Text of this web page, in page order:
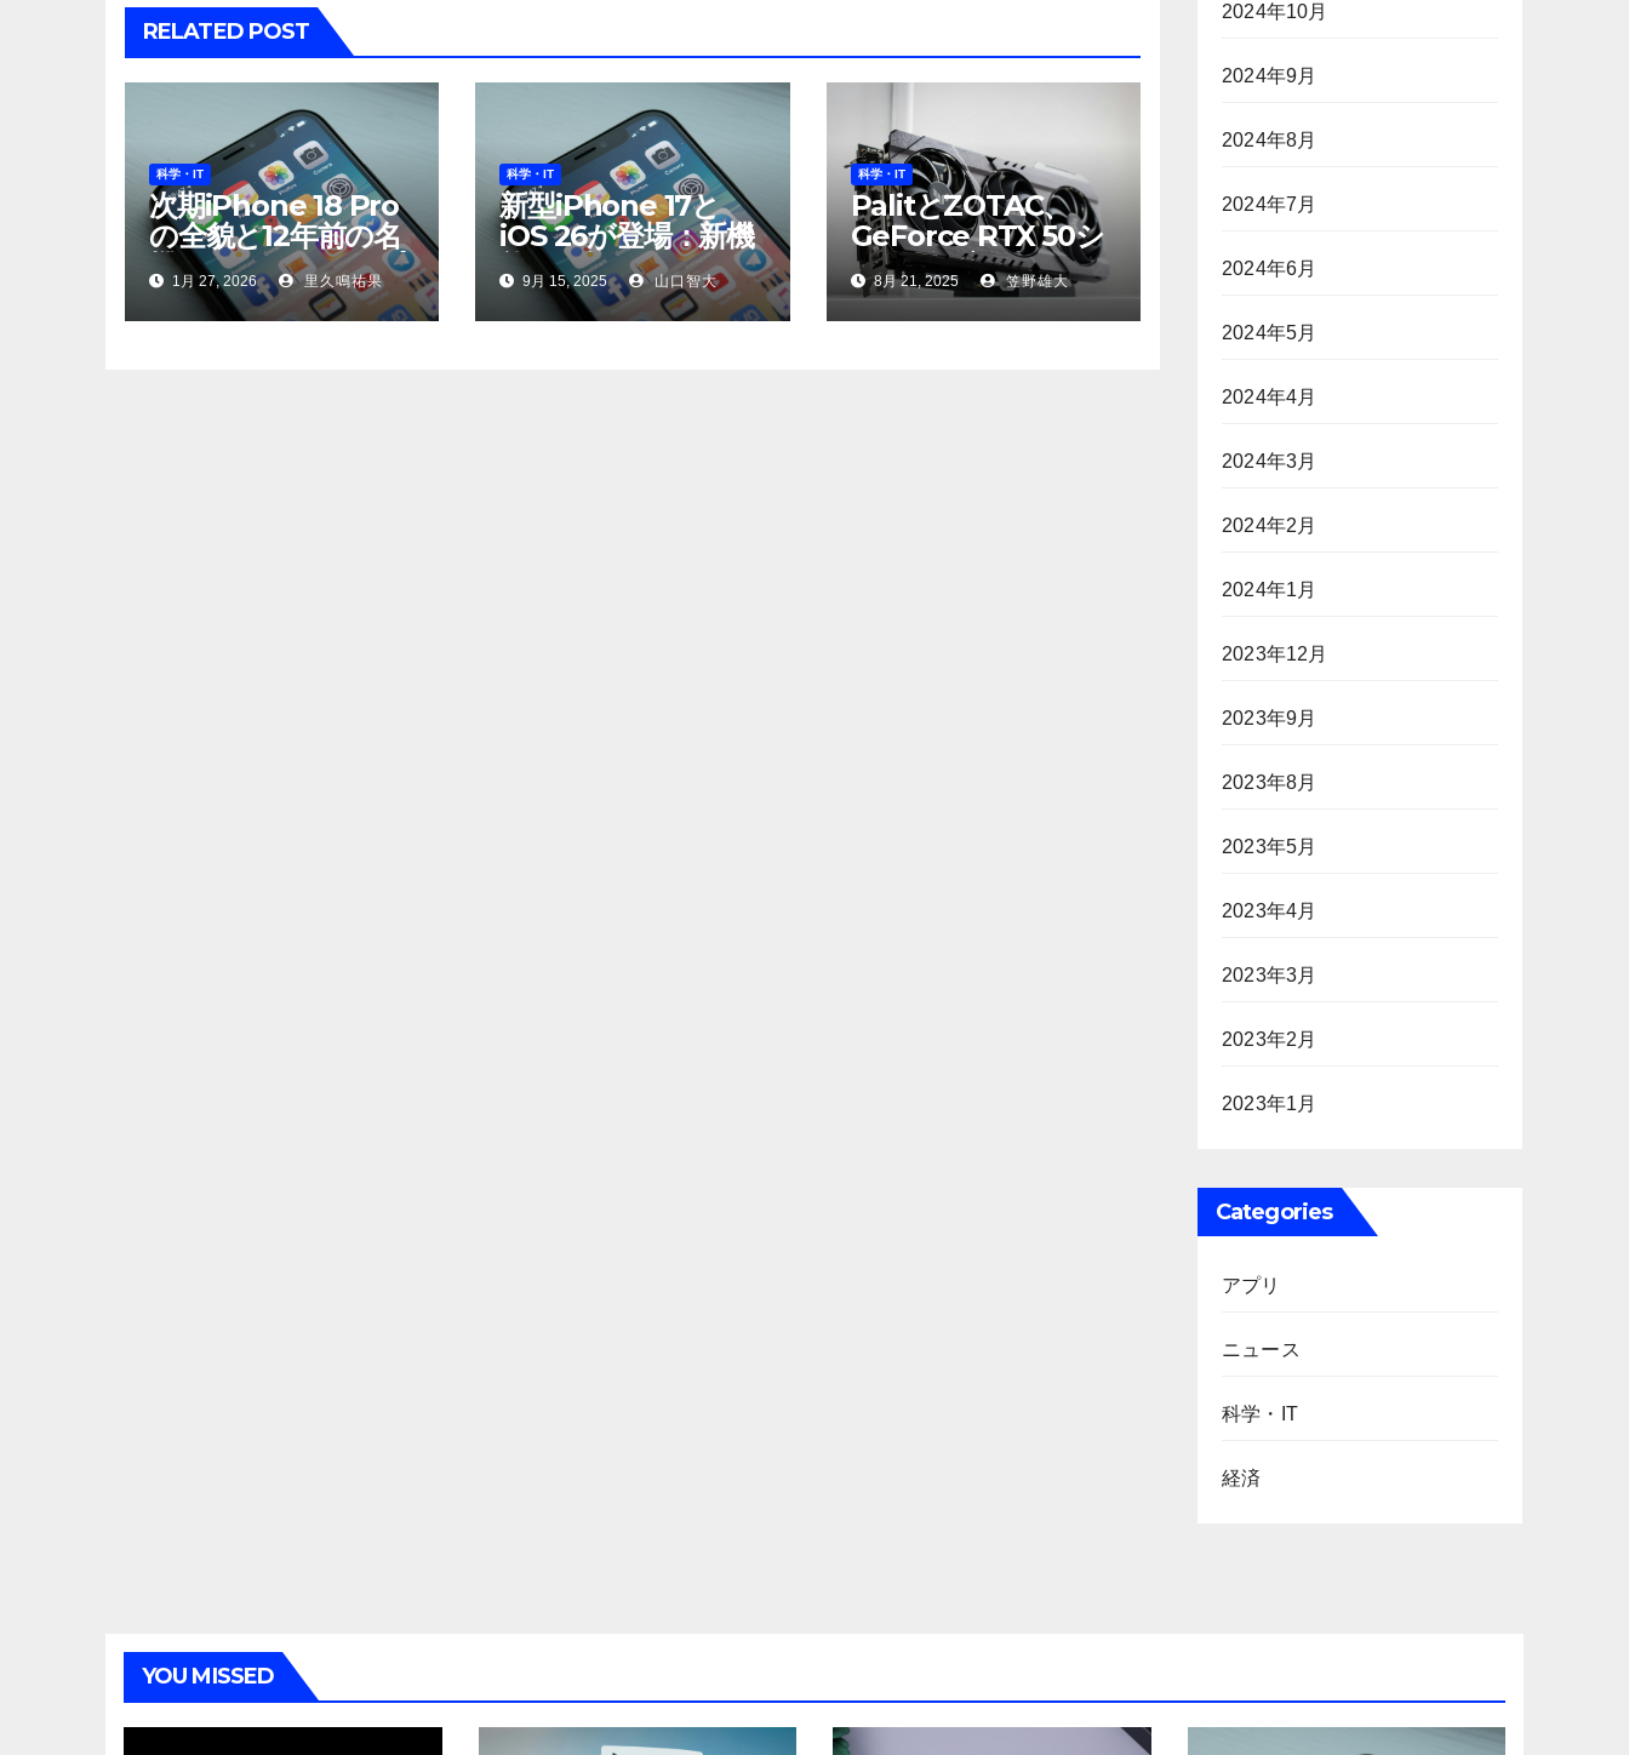
ョ
ン
RELATED POST
科学・IT
次期iPhone 18 Pro
の全貌と12年前の名
機への異例のアップ
デート——Appleが
示す「革新」と「責
1月 27, 2026 里久鳴祐果
科学・IT
新型iPhone 17と
iOS 26が登場：新機
能、価格、そして品
質への懸念
9月 15, 2025 山口智大
科学・IT
PalitとZOTAC、
GeForce RTX 50シ
リーズの新型ホワイ
トモデルを発表
8月 21, 2025 笠野雄大
2024年10月
2024年9月
2024年8月
2024年7月
2024年6月
2024年5月
2024年4月
2024年3月
2024年2月
2024年1月
2023年12月
2023年9月
2023年8月
2023年5月
2023年4月
2023年3月
2023年2月
2023年1月
Categories
アプリ
ニュース
科学・IT
経済
YOU MISSED